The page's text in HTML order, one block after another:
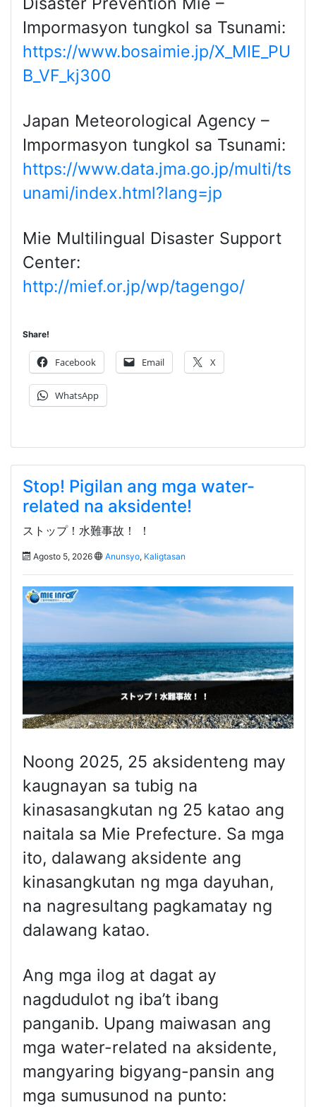
Impormasyon tungkol sa Tsunami:
https://www.bosaimie.jp/X_MIE_PU
B_VF_kj300
Japan Meteorological Agency –
Impormasyon tungkol sa Tsunami:
https://www.data.jma.go.jp/multi/ts
unami/index.html?lang=jp
Mie Multilingual Disaster Support
Center:
http://mief.or.jp/wp/tagengo/
Share!
Facebook Email X
WhatsApp
Stop! Pigilan ang mga water-
related na aksidente!
ストップ！水難事故！ ！
Agosto 5, 2026 Anunsyo, Kaligtasan
Noong 2025, 25 aksidenteng may
kaugnayan sa tubig na
kinasasangkutan ng 25 katao ang
naitala sa Mie Prefecture. Sa mga
ito, dalawang aksidente ang
kinasangkutan ng mga dayuhan,
na nagresultang pagkamatay ng
dalawang katao.
Ang mga ilog at dagat ay
nagdudulot ng iba’t ibang
panganib. Upang maiwasan ang
mga water-related na aksidente,
mangyaring bigyang-pansin ang
mga sumusunod na punto: